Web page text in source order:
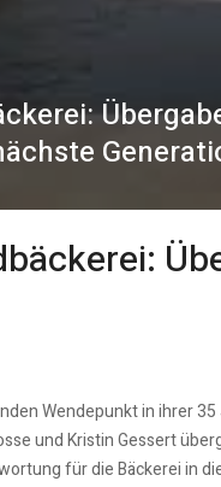
Wendepunkt in ihrer
und Kristin Gessert
für die Bäckerei in